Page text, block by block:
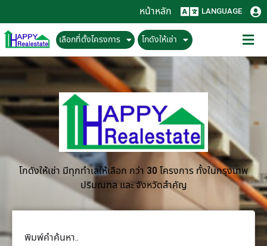
หน้าหลัก LANGUAGE
เลือกที่ตั้งโครงการ โกดังให้เช่า
โกดังให้เช่า มีทุกทำเลให้เลือก กว่า 30 โครงการ ทั้งในกรุงเทพ
ปริมณฑล และ จังหวัดสำคัญ
พิมพ์คำค้นหา..